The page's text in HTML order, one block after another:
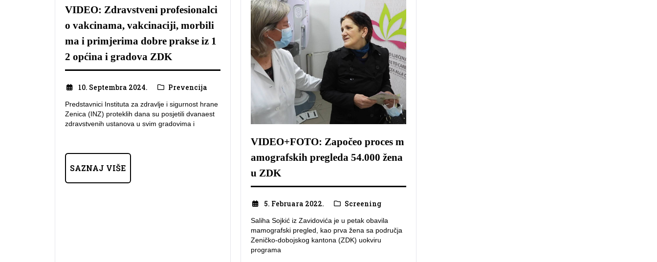
VIDEO: Zdravstveni profesionalci
o vakcinama, vakcinaciji, morbili
ma i primjerima dobre prakse iz 1
2 općina i gradova ZDK
10. Septembra 2024. Prevencija
Predstavnici Instituta za zdravlje i sigurnost hrane
Zenica (INZ) proteklih dana su posjetili dvanaest
zdravstvenih ustanova u svim gradovima i
SAZNAJ VIŠE
VIDEO+FOTO: Započeo proces m
amografskih pregleda 54.000 žena
u ZDK
5. Februara 2022. Screening
Saliha Sojkić iz Zavidovića je u petak obavila
mamografski pregled, kao prva žena sa područja
Zeničko-dobojskog kantona (ZDK) uokviru
programa